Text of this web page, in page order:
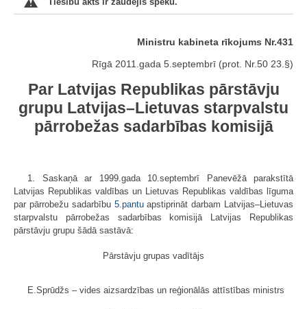
Ministru kabineta rīkojums Nr.431
Rīgā 2011.gada 5.septembrī (prot. Nr.50 23.§)
Par Latvijas Republikas pārstāvju
grupu Latvijas–Lietuvas starpvalstu
pārrobežas sadarbības komisijā
1. Saskaņā ar 1999.gada 10.septembrī Panevēžā parakstītā
Latvijas Republikas valdības un Lietuvas Republikas valdības līguma
par pārrobežu sadarbību 5.pantuapstiprināt darbam Latvijas–Lietuvas
starpvalstu pārrobežas sadarbības komisijā Latvijas Republikas
pārstāvju grupu šādā sastāvā:
Pārstāvju grupas vadītājs
E.Sprūdžs – vides aizsardzības un reģionālās attīstības ministrs